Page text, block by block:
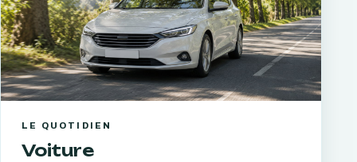
LE QUOTIDIEN
Voiture